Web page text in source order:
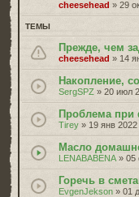
cheesehead » 29
ТЕМЫ
Прежде, чем
cheesehead » 14
Накопление,
SergSPZ » 20 июл
Проблема при
Tirey » 19 янв
Масло
LENABABENA » 05
Горечь в
EvgenJekson » 01